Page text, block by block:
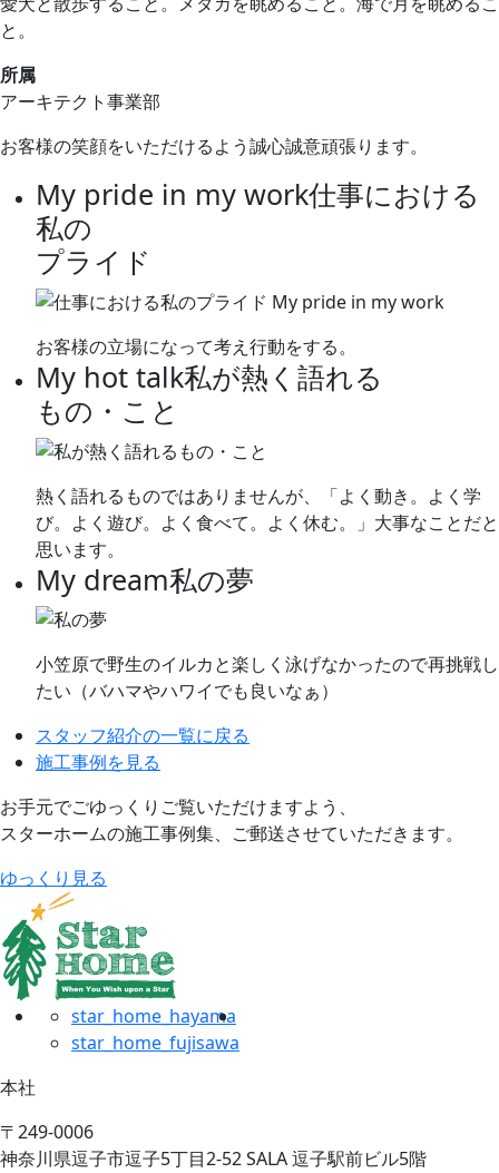
と。
所属
アーキテクト事業部
お客様の笑顔をいただけるよう誠心誠意頑張ります。
My pride in my work仕事における
私の
プライド
お客様の立場になって考え行動をする。
My hot talk私が熱く語れる
もの・こと
熱く語れるものではありませんが、「よく動き。よく学
び。よく遊び。よく食べて。よく休む。」大事なことだと
思います。
My dream私の夢
小笠原で野生のイルカと楽しく泳げなかったので再挑戦し
たい（バハマやハワイでも良いなぁ）
スタッフ紹介の一覧に戻る
施工事例を見る
お手元でごゆっくりご覧いただけますよう、
スターホームの施工事例集、ご郵送させていただきます。
ゆっくり見る
star_home_hayama
star_home_fujisawa
本社
〒249-0006
神奈川県逗子市逗子5丁目2-52 SALA 逗子駅前ビル5階